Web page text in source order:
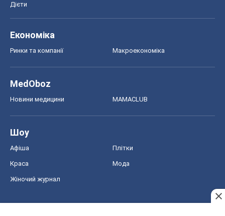
Дієти
Економіка
Ринки та компанії Макроекономіка
MedOboz
Новини медицини MAMACLUB
Шоу
Афіша Плітки
Краса Мода
Жіночий журнал